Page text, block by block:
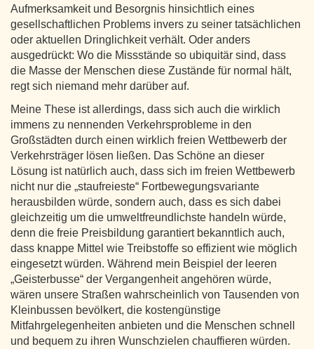
Aufmerksamkeit und Besorgnis hinsichtlich eines
gesellschaftlichen Problems invers zu seiner tatsächlichen
oder aktuellen Dringlichkeit verhält. Oder anders
ausgedrückt: Wo die Missstände so ubiquitär sind, dass
die Masse der Menschen diese Zustände für normal hält,
regt sich niemand mehr darüber auf.
Meine These ist allerdings, dass sich auch die wirklich
immens zu nennenden Verkehrsprobleme in den
Großstädten durch einen wirklich freien Wettbewerb der
Verkehrsträger lösen ließen. Das Schöne an dieser
Lösung ist natürlich auch, dass sich im freien Wettbewerb
nicht nur die „staufreieste“ Fortbewegungsvariante
herausbilden würde, sondern auch, dass es sich dabei
gleichzeitig um die umweltfreundlichste handeln würde,
denn die freie Preisbildung garantiert bekanntlich auch,
dass knappe Mittel wie Treibstoffe so effizient wie möglich
eingesetzt würden. Während mein Beispiel der leeren
„Geisterbusse“ der Vergangenheit angehören würde,
wären unsere Straßen wahrscheinlich von Tausenden von
Kleinbussen bevölkert, die kostengünstige
Mitfahrgelegenheiten anbieten und die Menschen schnell
und bequem zu ihren Wunschzielen chauffieren würden.